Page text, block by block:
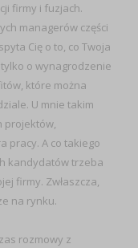
firmy i fuzjach.
managerów części
Cię o to, co Twoja
o wynagrodzenie
które można
U mnie takim
projektów,
pracy. A co takiego
kandydatów trzeba
firmy. Zwłaszcza,
na rynku.
rozmowy z